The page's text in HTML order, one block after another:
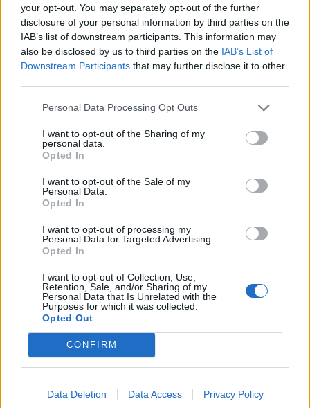
your opt-out. You may separately opt-out of the further
disclosure of your personal information by third parties on the
IAB’s list of downstream participants. This information may
also be disclosed by us to third parties on the IAB’s List of
Downstream Participants that may further disclose it to other
Personal Data Processing Opt Outs
I want to opt-out of the Sharing of my
personal data.
Opted In
I want to opt-out of the Sale of my
Personal Data.
Opted In
I want to opt-out of processing my
Personal Data for Targeted Advertising.
Opted In
I want to opt-out of Collection, Use,
Retention, Sale, and/or Sharing of my
Personal Data that Is Unrelated with the
Purposes for which it was collected.
Opted Out
CONFIRM
Data Deletion Data Access Privacy Policy
Szerzői jogok
Adatvédelmi tájékoztató
Cookie-kezelési tájékoztató
Hozzászólási szabályzat
Nyomtatott lapjaink archívuma
Székely Hírmondó archívuma
Sütibeállítások
Médiatér
Liget
Krónika
Bihari Napló
Erdélyi Napló
Főtér
Rádió GaGa